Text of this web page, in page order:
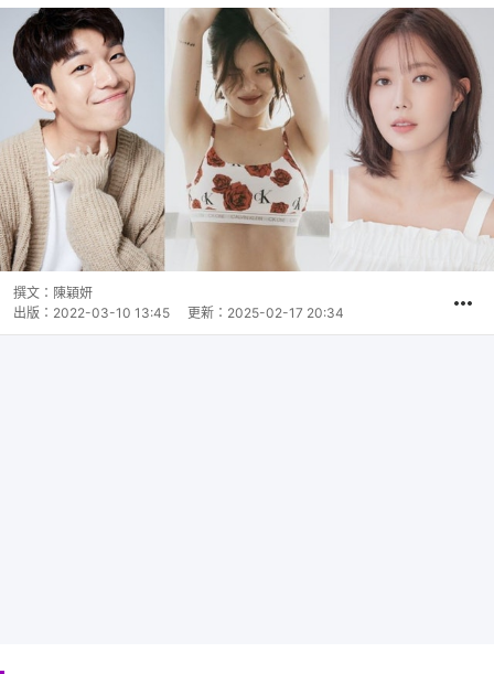
撰文： 陳穎妍
出版： 2022-03-10 13:45 更新： 2025-02-17 20:34